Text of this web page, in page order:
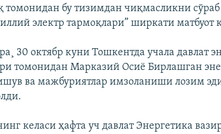
томонидан бу тизимдан чиқмасликни сўраб
электр тармоқлари” ширкати матбуот
30 октябр куни Тошкентда учала давлат
томонидан Марказий Осиë Бирлашган
ва мажбуриятлар имзоланиши лозим
келаси ҳафта уч давлат Энергетика